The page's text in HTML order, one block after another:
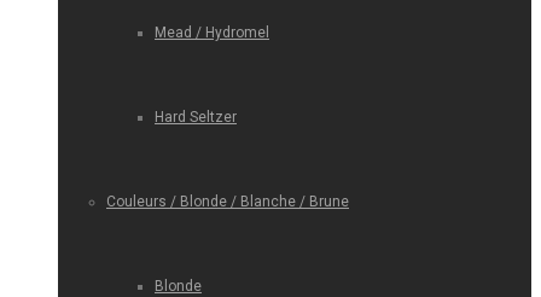
Mead / Hydromel
Hard Seltzer
Couleurs / Blonde / Blanche / Brune
Blonde